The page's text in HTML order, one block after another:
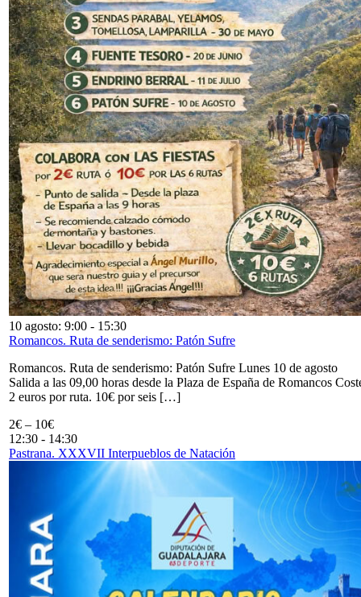
10 agosto: 9:00 - 15:30
Romancos. Ruta de senderismo: Patón Sufre
Romancos. Ruta de senderismo: Patón Sufre Lunes 10 de agosto
Salida a las 09,00 horas desde la Plaza de España de Romancos
2 euros por ruta. 10€ por seis […]
2€ – 10€
12:30 - 14:30
Pastrana. XXXVII Interpueblos de Natación